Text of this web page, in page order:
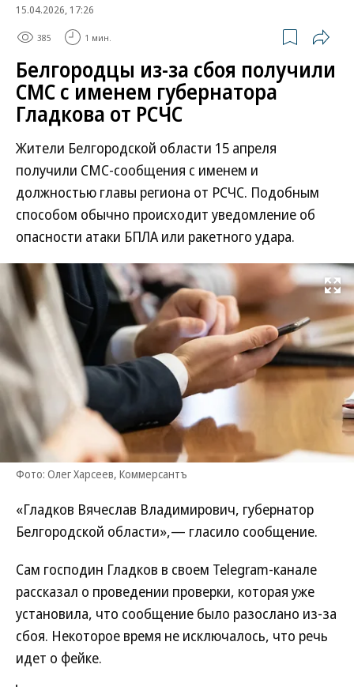
15.04.2026, 17:26
385 1 мин.
Белгородцы из-за сбоя получили
СМС с именем губернатора
Гладкова от РСЧС
Жители Белгородской области 15 апреля
получили СМС-сообщения с именем и
должностью главы региона от РСЧС. Подобным
способом обычно происходит уведомление об
опасности атаки БПЛА или ракетного удара.
Развернуть
Фото: Олег Харсеев, Коммерсантъ
«Гладков Вячеслав Владимирович, губернатор
Белгородской области»,— гласило сообщение.
Сам господин Гладков в своем Telegram-канале
рассказал о проведении проверки, которая уже
установила, что сообщение было разослано из-за
сбоя. Некоторое время не исключалось, что речь
идет о фейке.